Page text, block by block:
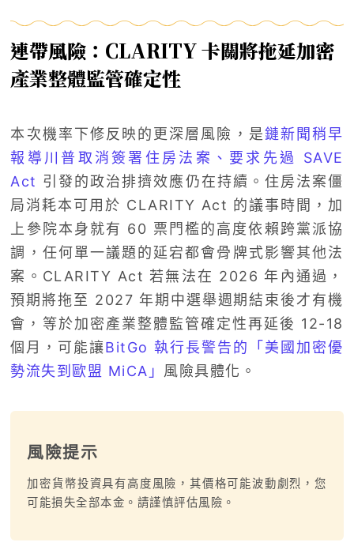
連帶風險：CLARITY 卡關將拖延加密
產業整體監管確定性
本次機率下修反映的更深層風險，是鏈新聞稍早
報導川普取消簽署住房法案、要求先過 SAVE
Act 引發的政治排擠效應仍在持續。住房法案僵
局消耗本可用於 CLARITY Act 的議事時間，加
上參院本身就有 60 票門檻的高度依賴跨黨派協
調，任何單一議題的延宕都會骨牌式影響其他法
案。CLARITY Act 若無法在 2026 年內通過，
預期將拖至 2027 年期中選舉週期結束後才有機
會，等於加密產業整體監管確定性再延後 12-18
個月，可能讓BitGo 執行長警告的「美國加密優
勢流失到歐盟 MiCA」 風險具體化。
風險提示
加密貨幣投資具有高度風險，其價格可能波動劇烈，您
可能損失全部本金。請謹慎評估風險。